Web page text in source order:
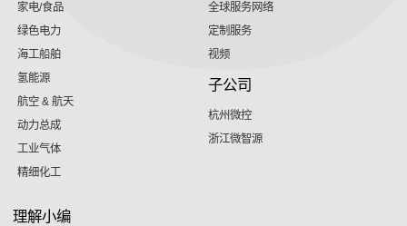
家电/食品
绿色电力
海工船舶
氢能源
航空 & 航天
动力总成
工业气体
精细化工
全球服务网络
定制服务
视频
子公司
杭州微控
浙江微智源
理解小编